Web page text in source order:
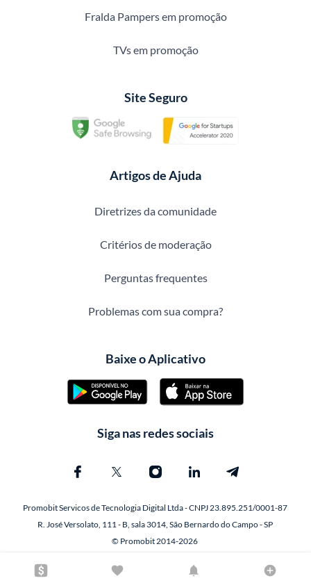
Fralda Pampers em promoção
TVs em promoção
Site Seguro
Artigos de Ajuda
Diretrizes da comunidade
Critérios de moderação
Perguntas frequentes
Problemas com sua compra?
Baixe o Aplicativo
Siga nas redes sociais
Promobit Servicos de Tecnologia Digital Ltda - CNPJ 23.895.251/0001-87
R. José Versolato, 111 - B, sala 3014, São Bernardo do Campo - SP
© Promobit 2014-2026